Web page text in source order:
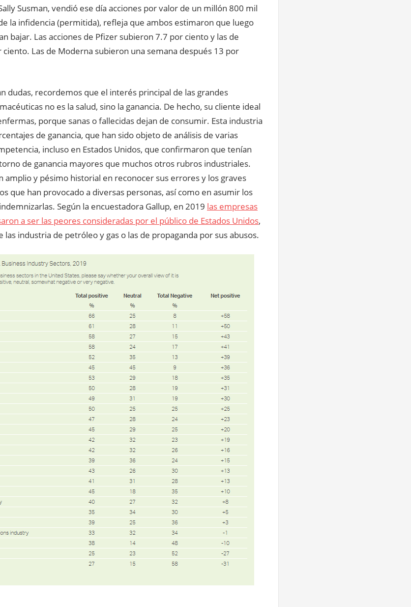
Susman, vendió ese día acciones por valor de un millón 800 mil
la infidencia (permitida), refleja que ambos estimaron que luego
bajar. Las acciones de Pfizer subieron 7.7 por ciento y las de
Las de Moderna subieron una semana después 13 por
dudas, recordemos que el interés principal de las grandes
no es la salud, sino la ganancia. De hecho, su cliente ideal
porque sanas o fallecidas dejan de consumir. Esta industria
de ganancia, que han sido objeto de análisis de varias
incluso en Estados Unidos, que confirmaron que tenían
de ganancia mayores que muchos otros rubros industriales.
amplio y pésimo historial en reconocer sus errores y los graves
que han provocado a diversas personas, así como en asumir los
Según la encuestadora Gallup, en 2019 las empresas
a ser las peores consideradas por el público de Estados Unidos,
las industria de petróleo y gas o las de propaganda por sus abusos.